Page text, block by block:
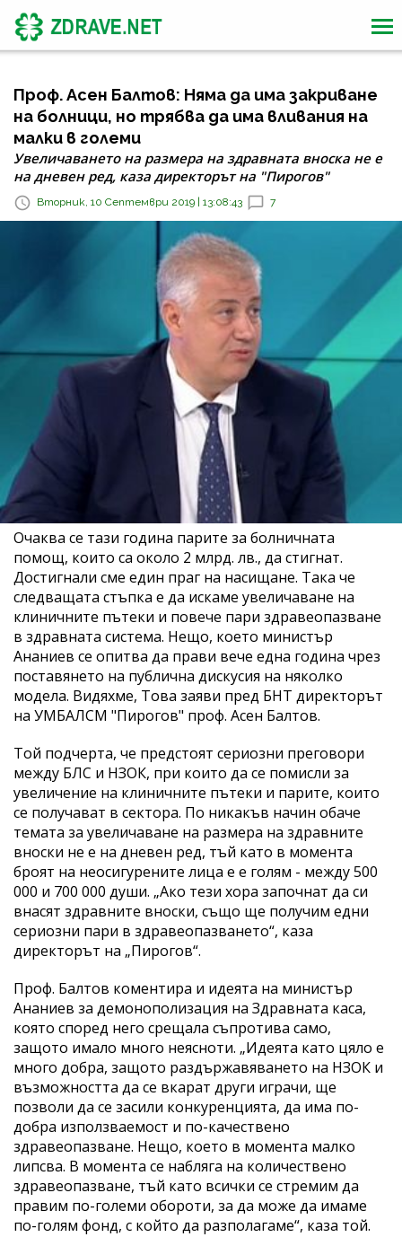
Проф. Асен Балтов: Няма да има закриване
на болници, но трябва да има вливания на
малки в големи
Увеличаването на размера на здравната вноска не е
на дневен ред, каза директорът на "Пирогов"
Вторник, 10 Септември 2019 | 13:08:43 7
Очаква се тази година парите за болничната
помощ, които са около 2 млрд. лв., да стигнат.
Достигнали сме един праг на насищане. Така че
следващата стъпка е да искаме увеличаване на
клиничните пътеки и повече пари здравеопазване
в здравната система. Нещо, което министър
Ананиев се опитва да прави вече една година чрез
поставянето на публична дискусия на няколко
модела. Видяхме, Това заяви пред БНТ директорът
на УМБАЛСМ "Пирогов" проф. Асен Балтов.
Той подчерта, че предстоят сериозни преговори
между БЛС и НЗОК, при които да се помисли за
увеличение на клиничните пътеки и парите, които
се получават в сектора. По никакъв начин обаче
темата за увеличаване на размера на здравните
вноски не е на дневен ред, тъй като в момента
броят на неосигурените лица е е голям - между 500
000 и 700 000 души. „Ако тези хора започнат да си
внасят здравните вноски, също ще получим едни
сериозни пари в здравеопазването“, каза
директорът на „Пирогов“.
Проф. Балтов коментира и идеята на министър
Ананиев за демонополизация на Здравната каса,
която според него срещала съпротива само,
защото имало много неясноти. „Идеята като цяло е
много добра, защото раздържавяването на НЗОК и
възможността да се вкарат други играчи, ще
позволи да се засили конкуренцията, да има по-
добра използваемост и по-качествено
здравеопазване. Нещо, което в момента малко
липсва. В момента се набляга на количествено
здравеопазване, тъй като всички се стремим да
правим по-големи обороти, за да може да имаме
по-голям фонд, с който да разполагаме“, каза той.